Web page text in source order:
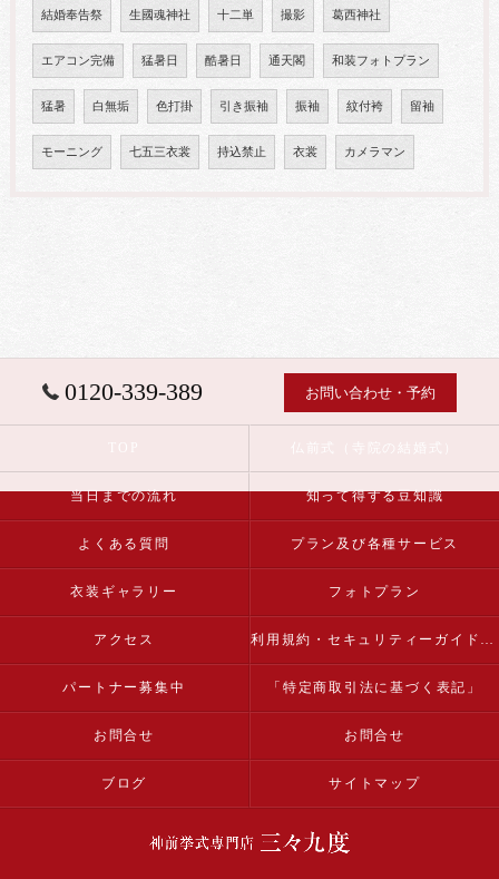
結婚奉告祭 生國魂神社 十二単 撮影 葛西神社
エアコン完備 猛暑日 酷暑日 通天閣 和装フォトプラン
猛暑 白無垢 色打掛 引き振袖 振袖 紋付袴 留袖
モーニング 七五三衣裳 持込禁止 衣裳 カメラマン
0120-339-389 お問い合わせ・予約
当日までの流れ 知って得する豆知識
よくある質問 プラン及び各種サービス
衣装ギャラリー フォトプラン
アクセス 利用規約・セキュリティーガイドライン
パートナー募集中 「特定商取引法に基づく表記」
お問合せ お問合せ
ブログ サイトマップ